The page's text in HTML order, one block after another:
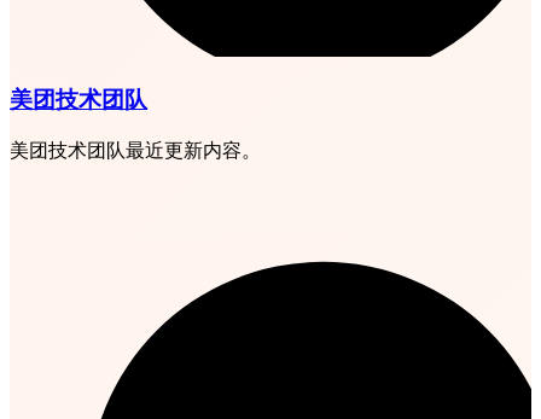
美团技术团队
美团技术团队最近更新内容。